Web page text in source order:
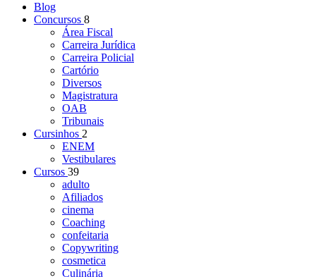
Blog
Concursos 8
Área Fiscal
Carreira Jurídica
Carreira Policial
Cartório
Diversos
Magistratura
OAB
Tribunais
Cursinhos 2
ENEM
Vestibulares
Cursos 39
adulto
Afiliados
cinema
Coaching
confeitaria
Copywriting
cosmetica
Culinária